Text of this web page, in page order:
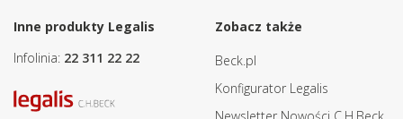
Inne produkty Legalis
Infolinia: 22 311 22 22
Zobacz także
Beck.pl
Konfigurator Legalis